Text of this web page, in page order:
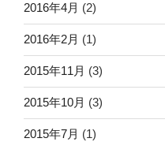
2016年4月 (2)
2016年2月 (1)
2015年11月 (3)
2015年10月 (3)
2015年7月 (1)